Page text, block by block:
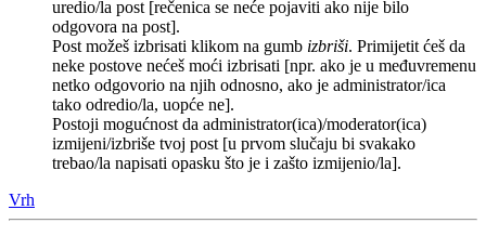
uredio/la post [rečenica se neće pojaviti ako nije bilo
odgovora na post].
Post možeš izbrisati klikom na gumb izbriši. Primijetit ćeš da
neke postove nećeš moći izbrisati [npr. ako je u međuvremenu
netko odgovorio na njih odnosno, ako je administrator/ica
tako odredio/la, uopće ne].
Postoji mogućnost da administrator(ica)/moderator(ica)
izmijeni/izbriše tvoj post [u prvom slučaju bi svakako
trebao/la napisati opasku što je i zašto izmijenio/la].
Vrh